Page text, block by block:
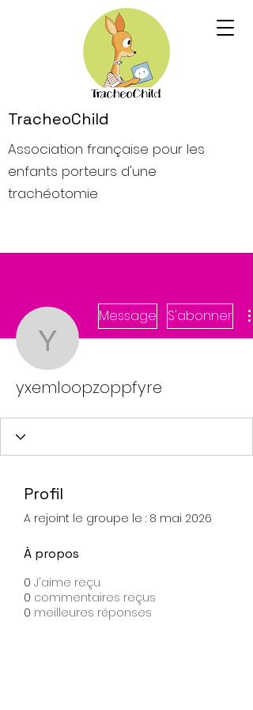
TracheoChild
Association française pour les
enfants porteurs d'une
trachéotomie
Message S'abonner
yxemloopzoppfyre
Profil
A rejoint le groupe le : 8 mai 2026
À propos
0 J'aime reçu
0 commentaires reçus
0 meilleures réponses